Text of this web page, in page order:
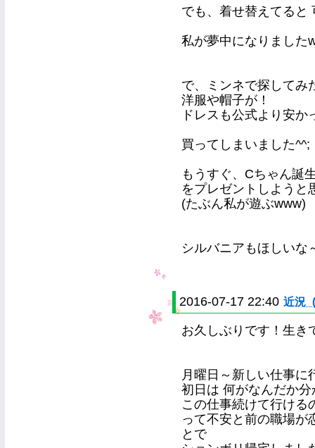
でも、着せ替えてる
私が夢中になりました
で、ミンネで探してみ
洋服や帽子が！
ドレスも公式より安
買ってしまいました^^;
もうすぐ、Cちゃん誕
をプレゼントしようと
(たぶん私が遊ぶwww)
シルバニアもほしいな
2016-07-17 22:40 近況
お久しぶりです！生き
月曜日～新しい仕事に
初日は 何がなんだか
この仕事続けて行け
って不安と前の職場が
とで